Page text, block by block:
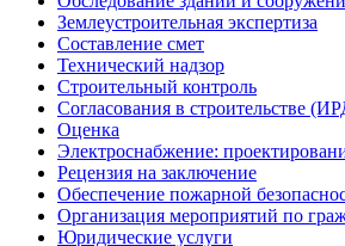
Землеустроительная экспертиза
Составление смет
Технический надзор
Строительный контроль
Согласования в строительстве
Оценка
Электроснабжение:
Рецензия на заключение
Обеспечение пожарной
Организация мероприятий по
Юридические услуги